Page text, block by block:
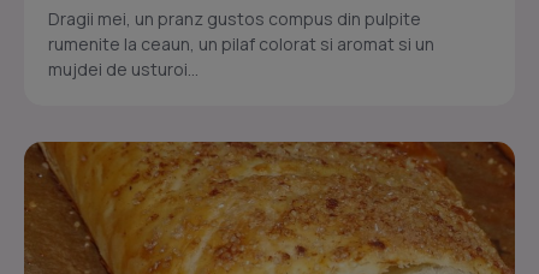
Dragii mei, un pranz gustos compus din pulpite
rumenite la ceaun, un pilaf colorat si aromat si un
mujdei de usturoi...